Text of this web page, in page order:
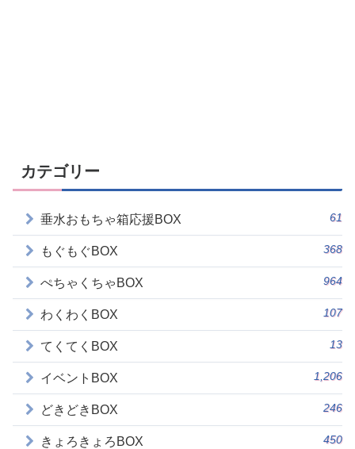
カテゴリー
垂水おもちゃ箱応援BOX 61
もぐもぐBOX 368
ぺちゃくちゃBOX 964
わくわくBOX 107
てくてくBOX 13
イベントBOX 1,206
どきどきBOX 246
きょろきょろBOX 450